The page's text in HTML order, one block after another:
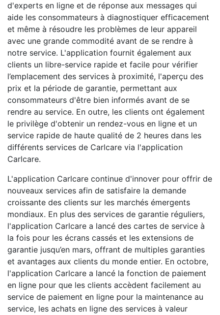
d'experts en ligne et de réponse aux messages qui
aide les consommateurs à diagnostiquer efficacement
et même à résoudre les problèmes de leur appareil
avec une grande commodité avant de se rendre à
notre service. L'application fournit également aux
clients un libre-service rapide et facile pour vérifier
l’emplacement des services à proximité, l'aperçu des
prix et la période de garantie, permettant aux
consommateurs d'être bien informés avant de se
rendre au service. En outre, les clients ont également
le privilège d'obtenir un rendez-vous en ligne et un
service rapide de haute qualité de 2 heures dans les
différents services de Carlcare via l'application
Carlcare.
L'application Carlcare continue d'innover pour offrir de
nouveaux services afin de satisfaire la demande
croissante des clients sur les marchés émergents
mondiaux. En plus des services de garantie réguliers,
l'application Carlcare a lancé des cartes de service à
la fois pour les écrans cassés et les extensions de
garantie jusqu’en mars, offrant de multiples garanties
et avantages aux clients du monde entier. En octobre,
l'application Carlcare a lancé la fonction de paiement
en ligne pour que les clients accèdent facilement au
service de paiement en ligne pour la maintenance au
service, les achats en ligne des services à valeur